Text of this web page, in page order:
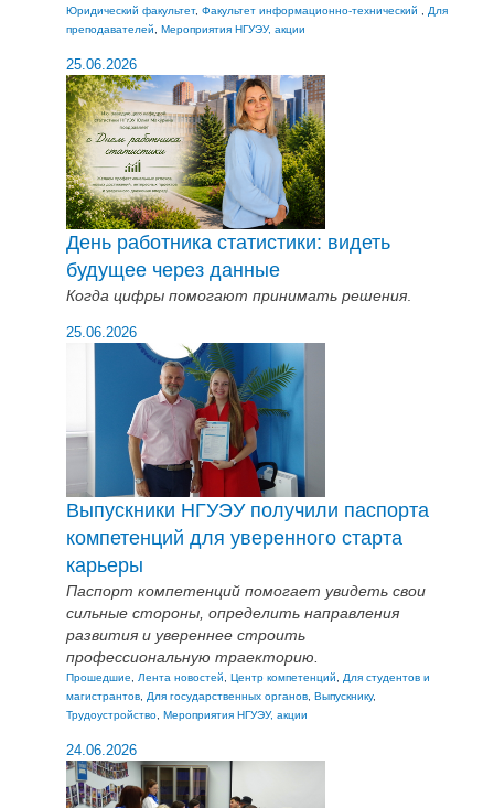
Юридический факультет, Факультет информационно-технический
Для
преподавателей
Мероприятия НГУЭУ, акции
25.06.2026
День работника статистики: видеть
будущее через данные
Когда цифры помогают принимать решения
25.06.2026
Выпускники НГУЭУ получили паспорта
компетенций для уверенного старта
карьеры
Паспорт компетенций помогает увидеть свои
сильные стороны, определить направления
развития и увереннее строить
профессиональную траекторию.
Прошедшие Лента новостей Центр компетенций
Для студентов и
магистрантов
Для государственных органов Выпускнику,
Трудоустройство Мероприятия НГУЭУ, акции
24.06.2026